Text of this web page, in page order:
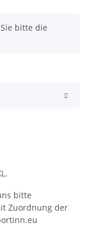
bitte die
bitte
Zuordnung der